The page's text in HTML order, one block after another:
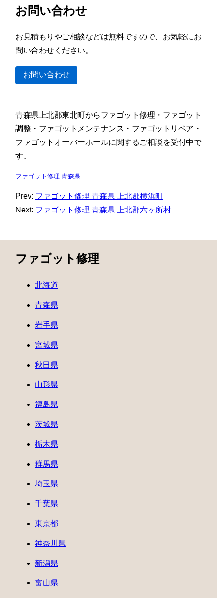
お問い合わせ
お見積もりやご相談などは無料ですので、お気軽にお
問い合わせください。
お問い合わせ
青森県上北郡東北町からファゴット修理・ファゴット
調整・ファゴットメンテナンス・ファゴットリペア・
ファゴットオーバーホールに関するご相談を受付中で
す。
ファゴット修理 青森県
Prev: ファゴット修理 青森県 上北郡横浜町
Next: ファゴット修理 青森県 上北郡六ヶ所村
ファゴット修理
北海道
青森県
岩手県
宮城県
秋田県
山形県
福島県
茨城県
栃木県
群馬県
埼玉県
千葉県
東京都
神奈川県
新潟県
富山県